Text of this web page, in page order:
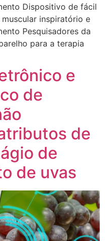
Dispositivo de fácil
inspiratório e
Pesquisadores da
para a terapia
e
de
de
de
de uvas